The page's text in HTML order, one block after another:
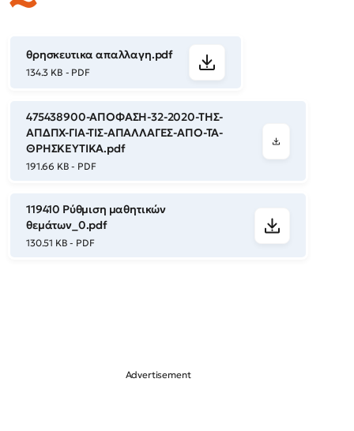
θρησκευτικα απαλλαγη.pdf
134.3 KB - PDF
475438900-ΑΠΟΦΑΣΗ-32-2020-ΤΗΣ-
ΑΠΔΠΧ-ΓΙΑ-ΤΙΣ-ΑΠΑΛΛΑΓΕΣ-ΑΠΟ-ΤΑ-
ΘΡΗΣΚΕΥΤΙΚΑ.pdf
191.66 KB - PDF
119410 Ρύθμιση μαθητικών
θεμάτων_0.pdf
130.51 KB - PDF